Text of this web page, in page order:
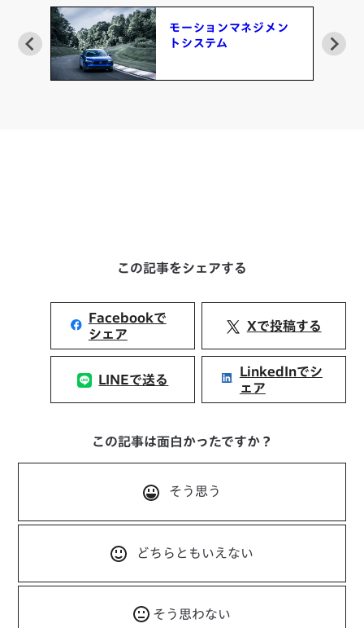
モーションマネジメン
トシステム
この記事をシェアする
Facebookで
シェア
Xで投稿する
LINEで送る
LinkedInでシ
ェア
この記事は面白かったですか？
そう思う
どちらともいえない
そう思わない